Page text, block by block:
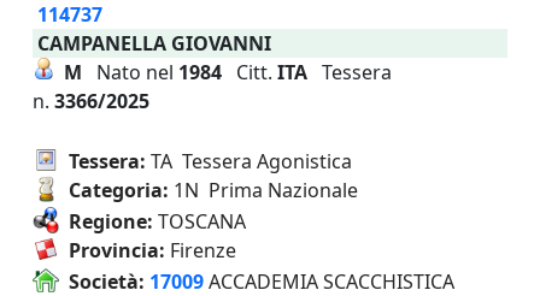
114737
CAMPANELLA GIOVANNI
M Nato nel 1984 Citt. ITA Tessera
n. 3366/2025
Tessera: TA Tessera Agonistica
Categoria: 1N Prima Nazionale
Regione: TOSCANA
Provincia: Firenze
Società: 17009ACCADEMIA SCACCHISTICA